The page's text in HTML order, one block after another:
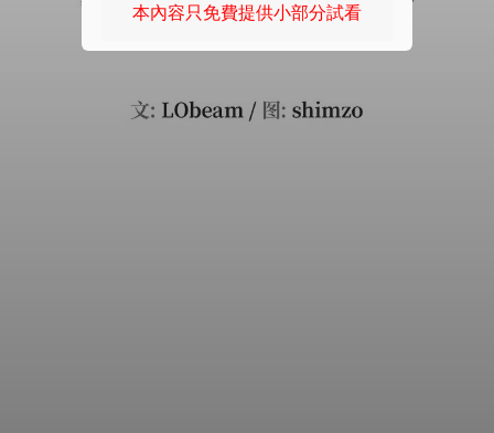
本內容只免費提供小部分試看